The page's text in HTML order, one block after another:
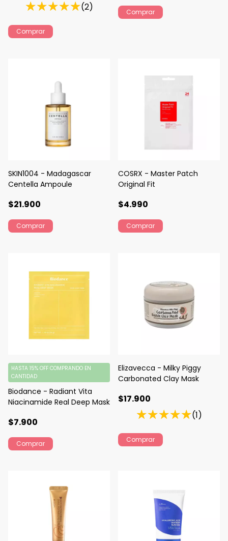
(2)
SKIN1004 - Madagascar
Centella Ampoule
$21.900
COSRX - Master Patch
Original Fit
$4.990
Biodance - Radiant Vita
Niacinamide Real Deep Mask
$7.900
HASTA 15% OFF COMPRANDO EN
CANTIDAD
Elizavecca - Milky Piggy
Carbonated Clay Mask
$17.900
(1)